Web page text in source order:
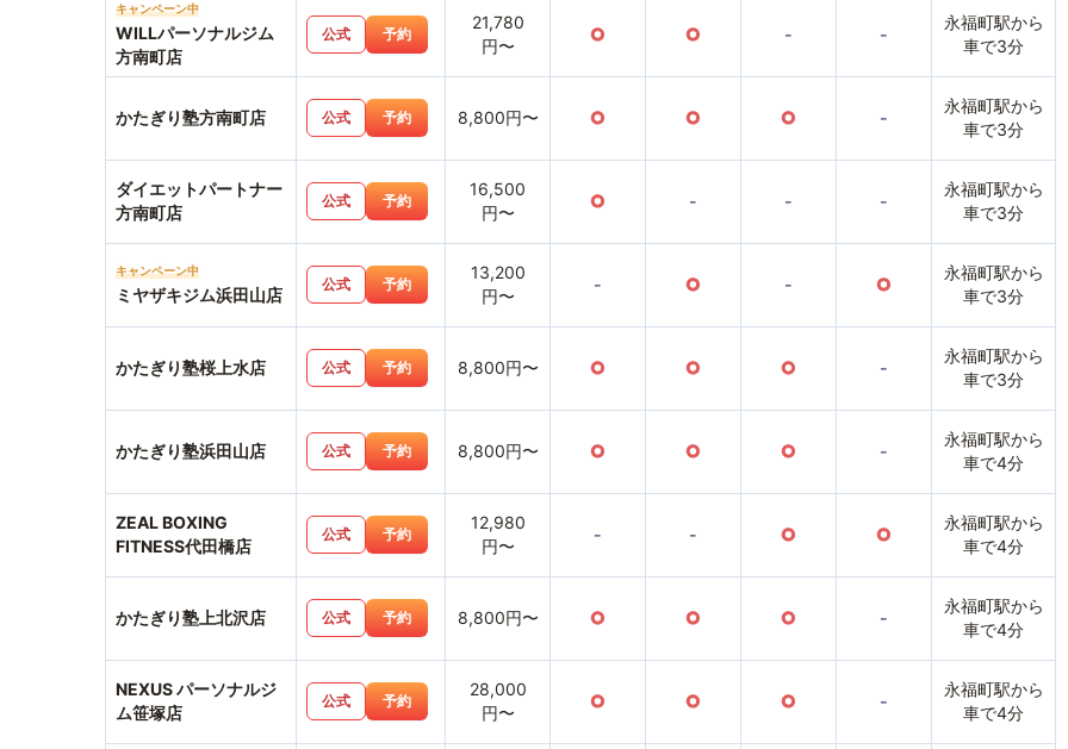
キャンペーン中
WILLパーソナルジム
方南町店
公式 予約
21,780
円〜
○ ○ - -
永福町駅から
車で3分
かたぎり塾方南町店 公式 予約 8,800円〜 ○ ○ ○ -
永福町駅から
車で3分
ダイエットパートナー
方南町店
公式 予約
16,500
円〜
○ - - -
永福町駅から
車で3分
キャンペーン中
ミヤザキジム浜田山店
公式 予約
13,200
円〜
- ○ - ○
永福町駅から
車で3分
かたぎり塾桜上水店 公式 予約 8,800円〜 ○ ○ ○ -
永福町駅から
車で3分
かたぎり塾浜田山店 公式 予約 8,800円〜 ○ ○ ○ -
永福町駅から
車で4分
ZEAL BOXING
FITNESS代田橋店
公式 予約
12,980
円〜
- - ○ ○
永福町駅から
車で4分
かたぎり塾上北沢店 公式 予約 8,800円〜 ○ ○ ○ -
永福町駅から
車で4分
NEXUS パーソナルジ
ム笹塚店
公式 予約
28,000
円〜
○ ○ ○ -
永福町駅から
車で4分